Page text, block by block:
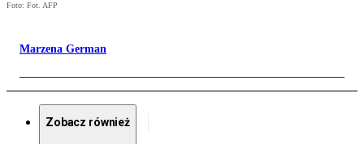
Foto: Fot. AFP
Marzena German
Zobacz również